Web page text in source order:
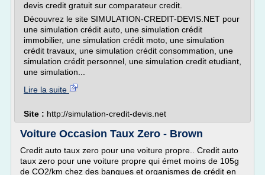
devis credit gratuit sur comparateur credit.
Découvrez le site SIMULATION-CREDIT-DEVIS.NET pour
une simulation crédit auto, une simulation crédit
immobilier, une simulation crédit moto, une simulation
crédit travaux, une simulation crédit consommation, une
simulation crédit personnel, une simulation credit etudiant,
une simulation...
Lire la suite
Site : http://simulation-credit-devis.net
Voiture Occasion Taux Zero - Brown
Credit auto taux zero pour une voiture propre.. Credit auto
taux zero pour une voiture propre qui émet moins de 105g
de CO2/km chez des banques et organismes de crédit en